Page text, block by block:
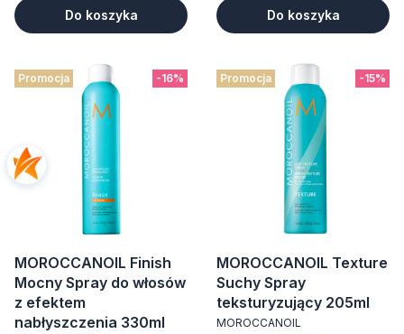
Do koszyka Do koszyka
-16%
Promocja
MOROCCANOIL Finish
Mocny Spray do włosów
z efektem
nabłyszczenia 330ml
-15%
Promocja
MOROCCANOIL Texture
Suchy Spray
teksturyzujący 205ml
MOROCCANOIL